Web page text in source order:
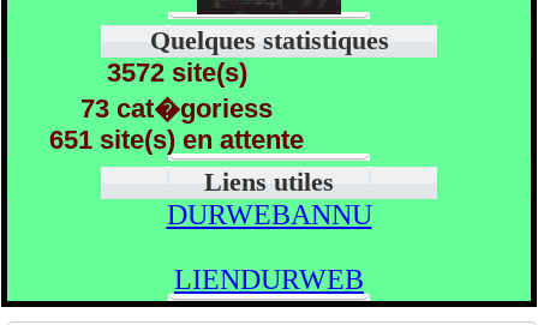
Quelques statistiques
3572 site(s)
73 cat�goriess
651 site(s) en attente
Liens utiles
DURWEBANNU
LIENDURWEB